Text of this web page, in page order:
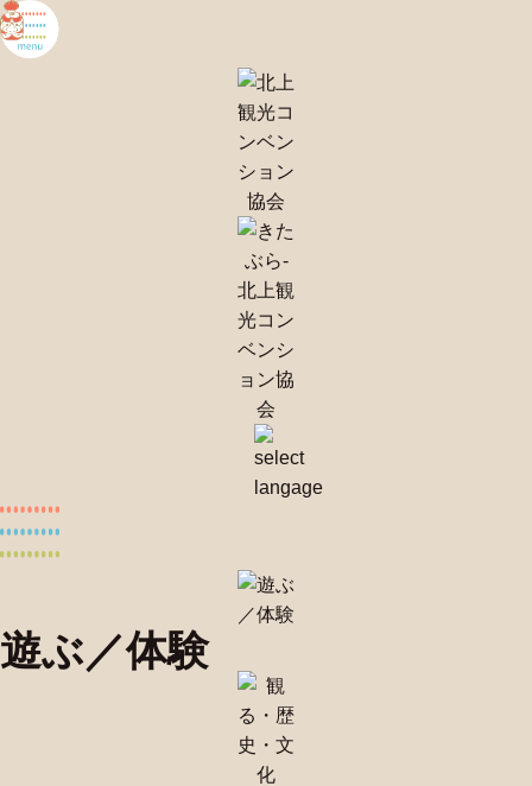
遊ぶ／体験